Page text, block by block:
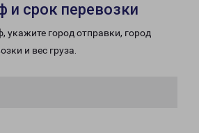
и срок перевозки
укажите город отправки, город
и вес груза.